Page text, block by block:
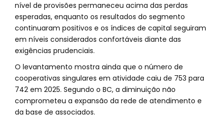
nível de provisões permaneceu acima das perdas
esperadas, enquanto os resultados do segmento
continuaram positivos e os índices de capital seguiram
em níveis considerados confortáveis diante das
exigências prudenciais.
O levantamento mostra ainda que o número de
cooperativas singulares em atividade caiu de 753 para
742 em 2025. Segundo o BC, a diminuição não
comprometeu a expansão da rede de atendimento e
da base de associados.